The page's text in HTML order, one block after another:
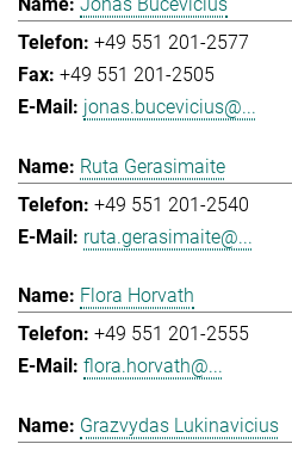
Jonas Bucevicius
+49 551 201-2577
+49 551 201-2505
jonas.bucevicius@...
Ruta Gerasimaite
+49 551 201-2540
ruta.gerasimaite@...
Flora Horvath
+49 551 201-2555
flora.horvath@...
Grazvydas Lukinavicius